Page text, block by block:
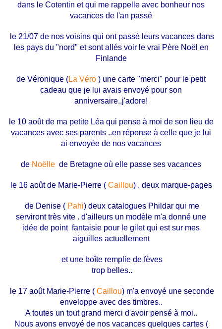
dans le Cotentin et qui me rappelle avec bonheur nos
vacances de l'an passé
le 21/07 de nos voisins qui ont passé leurs vacances dans
les pays du "nord" et sont allés voir le vrai Père Noël en
Finlande
de Véronique (La Véro ) une carte "merci" pour le petit
cadeau que je lui avais envoyé pour son
anniversaire..j'adore!
le 10 août de ma petite Léa qui pense à moi de son lieu de
vacances avec ses parents ..en réponse à celle que je lui
ai envoyée de nos vacances
de Noëlle de Bretagne où elle passe ses vacances
le 16 août de Marie-Pierre ( Caillou) , deux marque-pages
de Denise ( Pahi) deux catalogues Phildar qui me
serviront très vite . d'ailleurs un modèle m'a donné une
idée de point fantaisie pour le gilet qui est sur mes
aiguilles actuellement
et une boîte remplie de fèves
trop belles..
le 17 août Marie-Pierre ( Caillou) m'a envoyé une seconde
enveloppe avec des timbres..
A toutes un tout grand merci d'avoir pensé à moi..
Nous avons envoyé de nos vacances quelques cartes (